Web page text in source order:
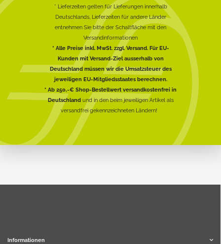
* Lieferzeiten gelten für Lieferungen innerhalb
Deutschlands, Lieferzeiten für andere Länder
entnehmen Sie bitte der Schaltfläche mit den
Versandinformationen
* Alle Preise inkl. MwSt. zzgl. Versand. Für EU-
Kunden mit Versand-Ziel ausserhalb von
Deutschland müssen wir die Umsatzsteuer des
jeweiligen EU-Mitgliedsstaates berechnen.
* Ab 250,-€ Shop-Bestellwert versandkostenfrei in
Deutschlandund in den beim jeweiligen Artikel als
versandfrei gekennzeichneten Ländern!
Informationen